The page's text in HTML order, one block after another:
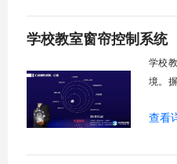
生视
排效
学校教室窗帘控制系统
学校
境。
足，
能智
查看